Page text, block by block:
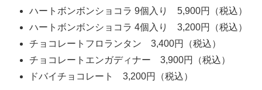
ハートボンボンショコラ 9個入り 5,900円（税込）
ハートボンボンショコラ 4個入り 3,200円（税込）
チョコレートフロランタン 3,400円（税込）
チョコレートエンガディナー 3,900円（税込）
ドバイチョコレート 3,200円（税込）